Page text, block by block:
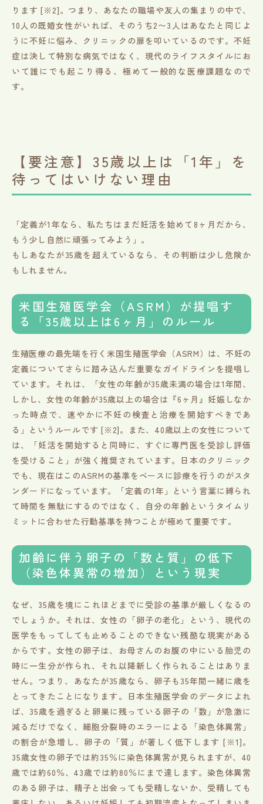
ります [※2]。つまり、あなたの職場や友人の集まりの中で、
10人の既婚女性がいれば、そのうち2〜3人はあなたと同じよ
うに不妊に悩み、クリニックの扉を叩いているのです。不妊
症は決して特別な病気ではなく、現代のライフスタイルにお
いて誰にでも起こり得る、極めて一般的な医療課題なので
す。
【要注意】35歳以上は「1年」を
待ってはいけない理由
「定義が1年なら、私たちはまだ妊活を始めて8ヶ月だから、
もう少し自然に頑張ってみよう」。
もしあなたが35歳を超えているなら、その判断は少し危険か
もしれません。
米国生殖医学会（ASRM）が提唱す
る「35歳以上は6ヶ月」のルール
生殖医療の最先端を行く米国生殖医学会（ASRM）は、不妊の
定義についてさらに踏み込んだ重要なガイドラインを提唱し
ています。それは、「女性の年齢が35歳未満の場合は1年間、
しかし、女性の年齢が35歳以上の場合は『6ヶ月』妊娠しなか
った時点で、速やかに不妊の検査と治療を開始すべきであ
る」というルールです [※2]。また、40歳以上の女性について
は、「妊活を開始すると同時に、すぐに専門医を受診し評価
を受けること」が強く推奨されています。日本のクリニック
でも、現在はこのASRMの基準をベースに診療を行うのがスタ
ンダードになっています。「定義の1年」という言葉に縛られ
て時間を無駄にするのではなく、自分の年齢というタイムリ
ミットに合わせた行動基準を持つことが極めて重要です。
加齢に伴う卵子の「数と質」の低下
（染色体異常の増加）という現実
なぜ、35歳を境にこれほどまでに受診の基準が厳しくなるの
でしょうか。それは、女性の「卵子の老化」という、現代の
医学をもってしても止めることのできない残酷な現実がある
からです。女性の卵子は、お母さんのお腹の中にいる胎児の
時に一生分が作られ、それ以降新しく作られることはありま
せん。つまり、あなたが35歳なら、卵子も35年間一緒に歳を
とってきたことになります。日本生殖医学会のデータによれ
ば、35歳を過ぎると卵巣に残っている卵子の「数」が急激に
減るだけでなく、細胞分裂時のエラーによる「染色体異常」
の割合が急増し、卵子の「質」が著しく低下します [※1]。
35歳女性の卵子では約35％に染色体異常が見られますが、40
歳では約60％、43歳では約80％にまで達します。染色体異常
のある卵子は、精子と出会っても受精しないか、受精しても